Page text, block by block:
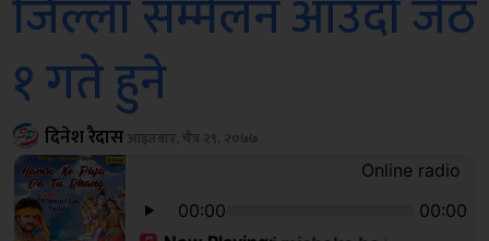
जिल्ला सम्मेलन आउँदो जेठ
१ गते हुने
दिनेश रैदास आइतबार, चैत्र २९, २०७७